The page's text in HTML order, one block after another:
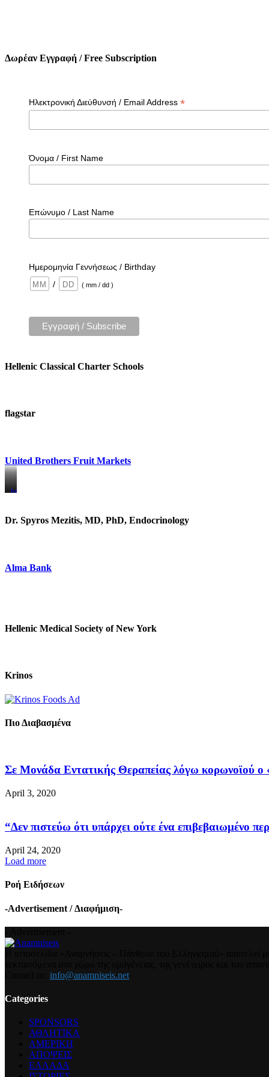
Δωρέαν Εγγραφή / Free Subscription
Ηλεκτρονική Διεύθυνσή / Email Address *
Όνομα / First Name
Επώνυμο / Last Name
Ημερομηνία Γεννήσεως / Birthday
/
( mm / dd )
Hellenic Classical Charter Schools
flagstar
United Brothers Fruit Markets
https://www.unitedbrothersfruitmarkets.com/
https://www.unitedbrothersfruitmarkets.com/
Dr. Spyros Mezitis, MD, PhD, Endocrinology
Alma Bank
Hellenic Medical Society of New York
Krinos
Πιο Διαβασμένα
Σε Μονάδα Εντατικής Θεραπείας λόγω κορωνοϊού ο
April 3, 2020
“Δεν πιστεύω ότι υπάρχει ούτε ένα επιβεβαιωμένο
April 24, 2020
Load more
Ροή Ειδήσεων
-Advertisement / Διαφήμιση-
info@anamniseis.net
Categories
SPONSORS
ΑΘΛΗΤΙΚΑ
ΑΜΕΡΙΚΗ
ΑΠΟΨΕΙΣ
ΕΛΛΑΔΑ